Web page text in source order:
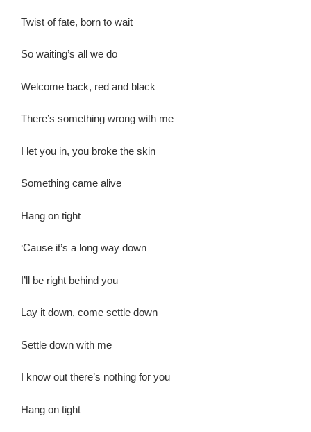
Twist of fate, born to wait
So waiting’s all we do
Welcome back, red and black
There’s something wrong with me
I let you in, you broke the skin
Something came alive
Hang on tight
‘Cause it’s a long way down
I’ll be right behind you
Lay it down, come settle down
Settle down with me
I know out there’s nothing for you
Hang on tight